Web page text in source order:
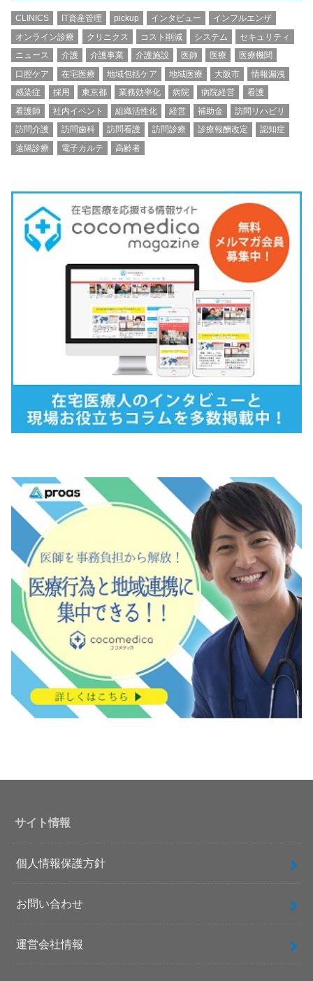
CLINICS IT資産管理 pickup インタビュー
インフルエンザ
オンライン診療
クリニクス コスト削減 システム
セキュリティ
ニュース
介護 介護事業 介護施設 医師 医療
医療機関
口腔ケア
在宅医療 地域包括ケア 地域医療 大阪市
情報漏洩
感染症
採用 東京都 業務効率化 病院 病院経営
看護
看護師
社内イベント 組織活性化 経営 補助金
訪問リハビリ
訪問介護
訪問歯科 訪問看護 訪問診療 診療報酬改定
認知症
遠隔診療
電子カルテ 高齢者
サイト情報
個人情報保護方針
お問い合わせ
運営会社情報